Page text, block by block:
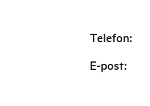
Telefon:
E-post: